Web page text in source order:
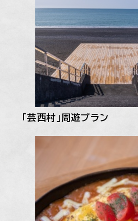
「芸西村」周遊プラン